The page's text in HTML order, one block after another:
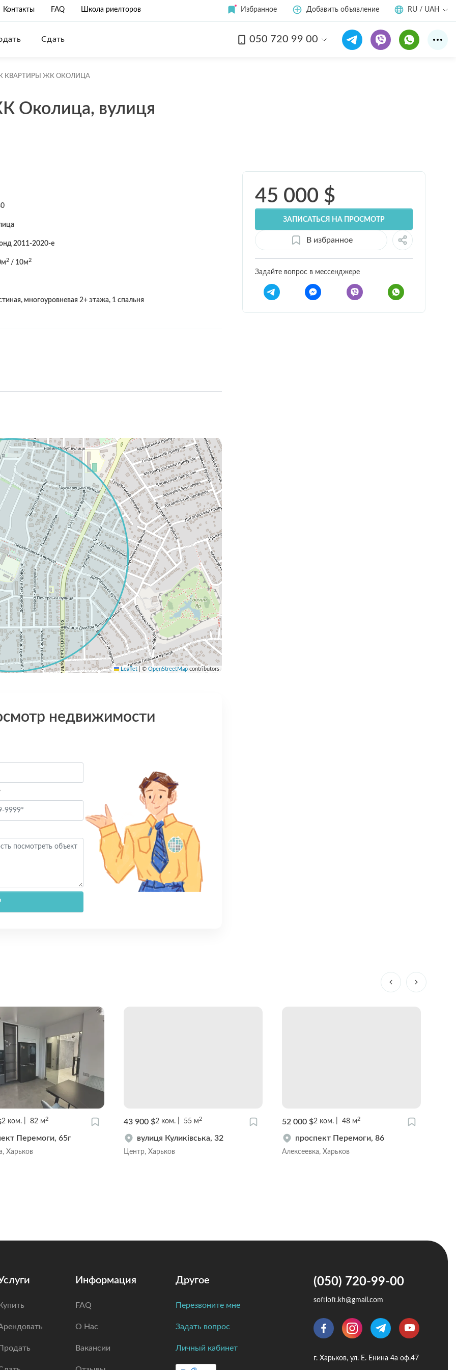
Контакты FAQ Школа риелторов Избранное Добавить объявление RU / UAH
Сдать 050 720 99 00Смотреть все12 фото
КВАРТИРЫ ЖК ОКОЛИЦА
Околица, вулиця
2011-2020-е
2/ 10м2
многоуровневая 2+ этажа, 1 спальня
Leaflet © OpenStreetMap contributors
недвижимости
45 000 $
ЗАПИСАТЬСЯ НА ПРОСМОТР
В избранное
Задайте вопрос в мессенджере
2 ком. 82 м2
Перемоги, 65г
Харьков
43 900 $2 ком. 55 м2
вулиця Куликівська, 32
Центр, Харьков
52 000 $2 ком. 48 м2
проспект Перемоги, 86
Алексеевка, Харьков
Информация
FAQ
О Нас
Вакансии
Другое
Перезвоните мне
Задать вопрос
Личный кабинет
(050) 720-99-00
softloft.kh@gmail.com
г. Харьков, ул. Е. Енина 4а оф.47